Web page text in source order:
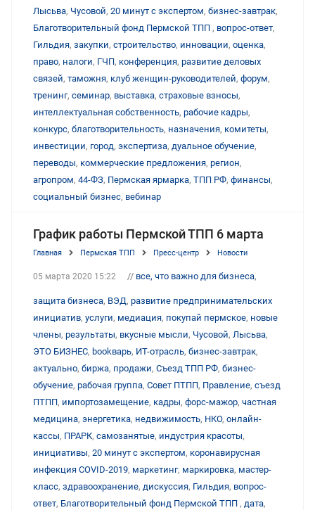
Лысьва, Чусовой, 20 минут с экспертом, бизнес-завтрак,
Благотворительный фонд Пермской ТПП , вопрос-ответ,
Гильдия, закупки, строительство, инновации, оценка,
право, налоги, ГЧП, конференция, развитие деловых
связей, таможня, клуб женщин-руководителей, форум,
тренинг, семинар, выставка, страховые взносы,
интеллектуальная собственность, рабочие кадры,
конкурс, благотворительность, назначения, комитеты,
инвестиции, город, экспертиза, дуальное обучение,
переводы, коммерческие предложения, регион,
агропром, 44-ФЗ, Пермская ярмарка, ТПП РФ, финансы,
социальный бизнес, вебинар
График работы Пермской ТПП 6 марта
Главная Пермская ТПП Пресс-центр Новости
05 марта 2020 15:22 // все, что важно для бизнеса,
защита бизнеса, ВЭД, развитие предпринимательских
инициатив, услуги, медиация, покупай пермское, новые
члены, результаты, вкусные мысли, Чусовой, Лысьва,
ЭТО БИЗНЕС, bookварь, ИТ-отрасль, бизнес-завтрак,
актуально, биржа, продажи, Съезд ТПП РФ, бизнес-
обучение, рабочая группа, Совет ПТПП, Правление, съезд
ПТПП, импортозамещение, кадры, форс-мажор, частная
медицина, энергетика, недвижимость, НКО, онлайн-
кассы, ПРАРК, самозанятые, индустрия красоты,
инициативы, 20 минут с экспертом, коронавирусная
инфекция COVID-2019, маркетинг, маркировка, мастер-
класс, здравоохранение, дискуссия, Гильдия, вопрос-
ответ, Благотворительный фонд Пермской ТПП , дата,